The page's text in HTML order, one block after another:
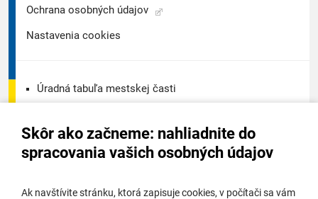
Skôr ako začneme: nahliadnite do
spracovania vašich osobných údajov
Ak navštívite stránku, ktorá zapisuje cookies, v počítači sa vám
Ochrana osobných údajov
Nastavenia cookies
Úradná tabuľa mestskej časti
Úradná tabuľa stavebného úradu